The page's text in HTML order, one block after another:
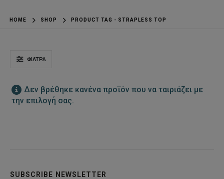
HOME SHOP PRODUCT TAG - STRAPLESS TOP
ΦΊΛΤΡΑ
Δεν βρέθηκε κανένα προϊόν που να ταιριάζει με
την επιλογή σας.
SUBSCRIBE NEWSLETTER